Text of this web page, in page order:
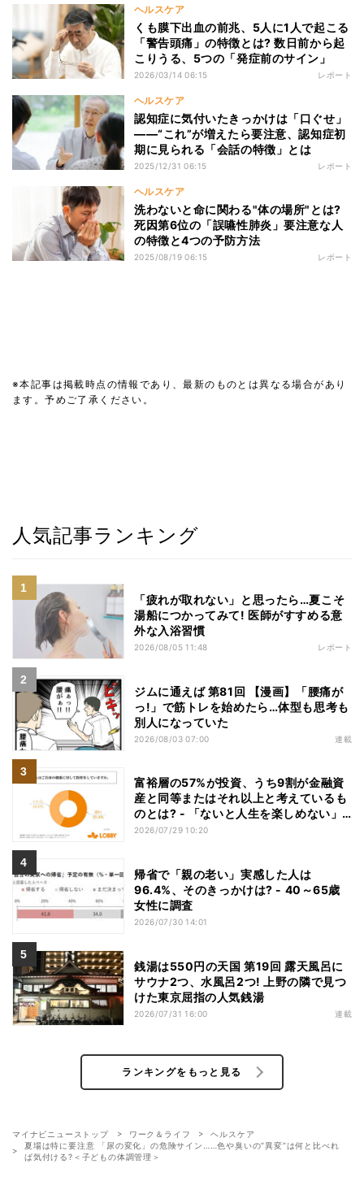
ヘルスケア
くも膜下出血の前兆、5人に1人で起こる
「警告頭痛」の特徴とは? 数日前から起
こりうる、5つの「発症前のサイン」
2026/03/14 06:15 レポート
ヘルスケア
認知症に気付いたきっかけは「口ぐせ」
――“これ”が増えたら要注意、認知症初
期に見られる「会話の特徴」とは
2025/12/31 06:15 レポート
ヘルスケア
洗わないと命に関わる"体の場所"とは?
死因第6位の「誤嚥性肺炎」要注意な人
の特徴と4つの予防方法
2025/08/19 06:15 レポート
※本記事は掲載時点の情報であり、最新のものとは異なる場合があり
ます。予めご了承ください。
人気記事ランキング
「疲れが取れない」と思ったら…夏こそ
湯船につかってみて! 医師がすすめる意
外な入浴習慣
2026/08/05 11:48 レポート
ジムに通えば 第81回 【漫画】「腰痛が
っ!」で筋トレを始めたら…体型も思考も
別人になっていた
2026/08/03 07:00 連載
富裕層の57%が投資、うち9割が金融資
産と同等またはそれ以上と考えているも
のとは? - 「ないと人生を楽しめない」
「人生の幸福度に直結する」「一度失え
2026/07/29 10:20
帰省で「親の老い」実感した人は
96.4%、そのきっかけは? - 40～65歳
女性に調査
2026/07/30 14:01
銭湯は550円の天国 第19回 露天風呂に
サウナ2つ、水風呂2つ! 上野の隣で見つ
けた東京屈指の人気銭湯
2026/07/31 16:00 連載
ランキングをもっと見る
マイナビニューストップ ワーク＆ライフ
ヘルスケア
夏場は特に要注意 「尿の変化」の危険サイン……色や臭いの“異変”は何と比べれ
ば気付ける?＜子どもの体調管理＞